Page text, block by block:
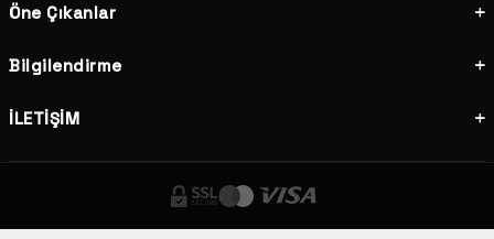
Öne Çıkanlar
Bilgilendirme
İLETİŞİM